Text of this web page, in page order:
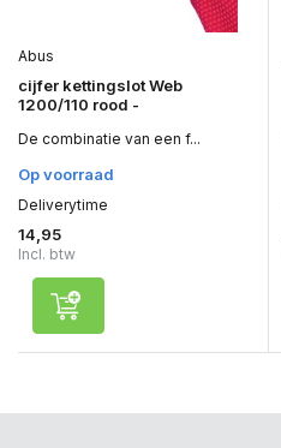
Abus
cijfer kettingslot Web
1200/110 rood -
De combinatie van een f...
Op voorraad
Deliverytime
14,95
Incl. btw